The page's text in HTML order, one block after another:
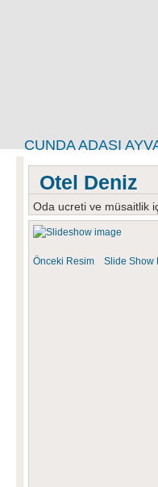
CUNDA ADASI
Otel Deniz
Oda ucreti ve müsaitlik
Önceki Resim Slide Show